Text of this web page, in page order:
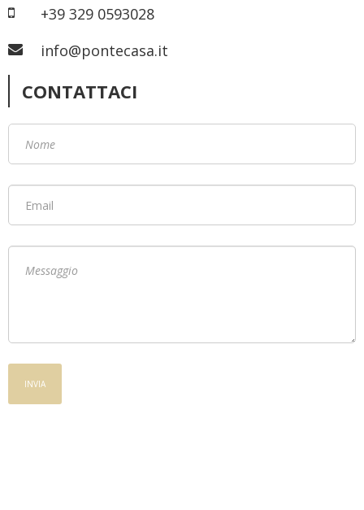
+39 329 0593028
info@pontecasa.it
CONTATTACI